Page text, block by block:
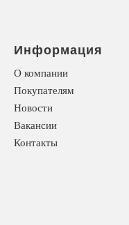
Информация
О компании
Покупателям
Новости
Вакансии
Контакты